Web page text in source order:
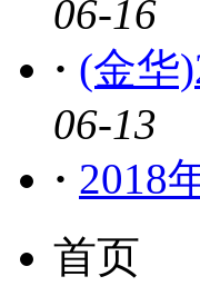
06-16
· (金华
06-13
· 2018
首页